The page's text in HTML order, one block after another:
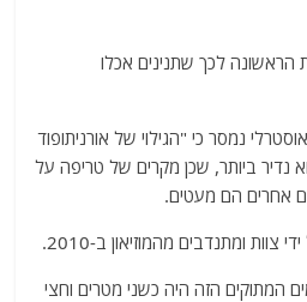
הראשונה לכך שתנינים אכלו
נמסר כי "הגילוי של אורניתופוד
נדיר ביותר, שכן מקרים של טריפה על
אחרים הם מעטים.
ומתנדבים מהמוזיאון ב-2010.
המתוקים הזה היה כשני מטרים וחצי